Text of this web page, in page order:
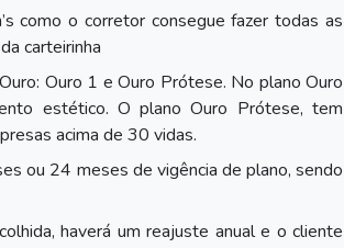
como o corretor consegue fazer todas as
carteirinha
Ouro 1 e Ouro Prótese. No plano Ouro
estético. O plano Ouro Prótese, tem
acima de 30 vidas.
ou 24 meses de vigência de plano, sendo
haverá um reajuste anual e o cliente